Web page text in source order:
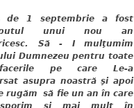
de 1 septembrie a fost
unui nou an
Să - I mulţumim
Dumnezeu pentru toate
pe care Le-a
asupra noastră şi apoi
rugăm să fie un an în care
și mai mult în